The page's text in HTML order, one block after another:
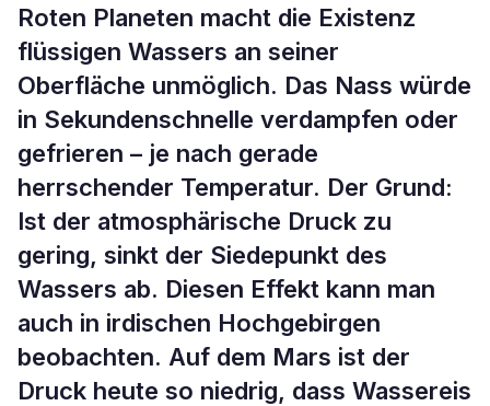
Roten Planeten macht die Existenz
flüssigen Wassers an seiner
Oberfläche unmöglich. Das Nass würde
in Sekundenschnelle verdampfen oder
gefrieren – je nach gerade
herrschender Temperatur. Der Grund:
Ist der atmosphärische Druck zu
gering, sinkt der Siedepunkt des
Wassers ab. Diesen Effekt kann man
auch in irdischen Hochgebirgen
beobachten. Auf dem Mars ist der
Druck heute so niedrig, dass Wassereis